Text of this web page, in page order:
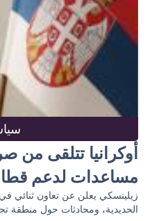
أوكرانيا تتلقى من
مساعدات لدعم
زيلينسكي يعلن عن تعاون ثنائي في
الحديدية، ومحادثات حول منطقة